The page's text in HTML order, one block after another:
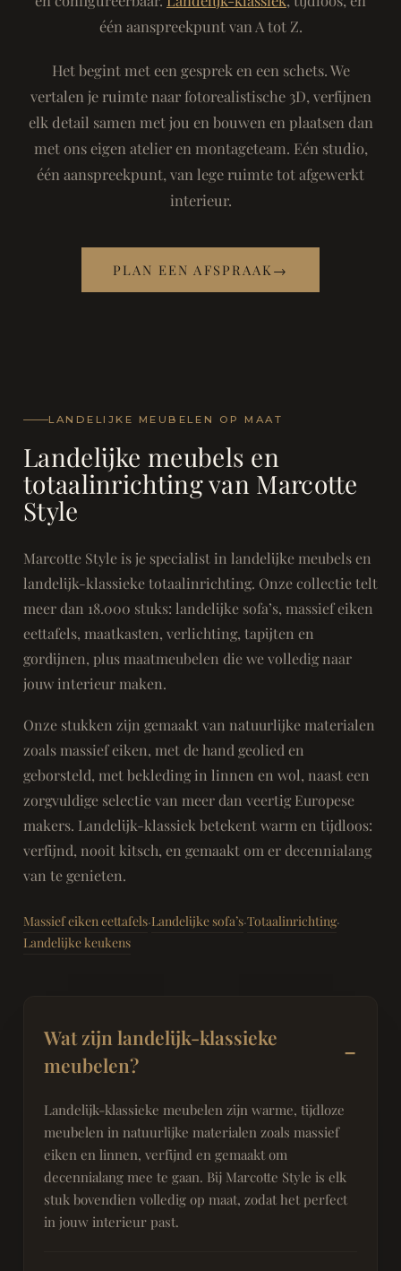
één aanspreekpunt van A tot Z.
Het begint met een gesprek en een schets. We
vertalen je ruimte naar fotorealistische 3D, verfijnen
elk detail samen met jou en bouwen en plaatsen dan
met ons eigen atelier en montageteam. Eén studio,
één aanspreekpunt, van lege ruimte tot afgewerkt
interieur.
PLAN EEN AFSPRAAK →
LANDELIJKE MEUBELEN OP MAAT
Landelijke meubels en
totaalinrichting van Marcotte
Style
Marcotte Style is je specialist in landelijke meubels en
landelijk-klassieke totaalinrichting. Onze collectie telt
meer dan 18.000 stuks: landelijke sofa’s, massief eiken
eettafels, maatkasten, verlichting, tapijten en
gordijnen, plus maatmeubelen die we volledig naar
jouw interieur maken.
Onze stukken zijn gemaakt van natuurlijke materialen
zoals massief eiken, met de hand geolied en
geborsteld, met bekleding in linnen en wol, naast een
zorgvuldige selectie van meer dan veertig Europese
makers. Landelijk-klassiek betekent warm en tijdloos:
verfijnd, nooit kitsch, en gemaakt om er decennialang
van te genieten.
Massief eiken eettafels·Landelijke sofa’s·Totaalinrichting·
Landelijke keukens
Wat zijn landelijk-klassieke
meubelen?
Landelijk-klassieke meubelen zijn warme, tijdloze
meubelen in natuurlijke materialen zoals massief
eiken en linnen, verfijnd en gemaakt om
decennialang mee te gaan. Bij Marcotte Style is elk
stuk bovendien volledig op maat, zodat het perfect
in jouw interieur past.